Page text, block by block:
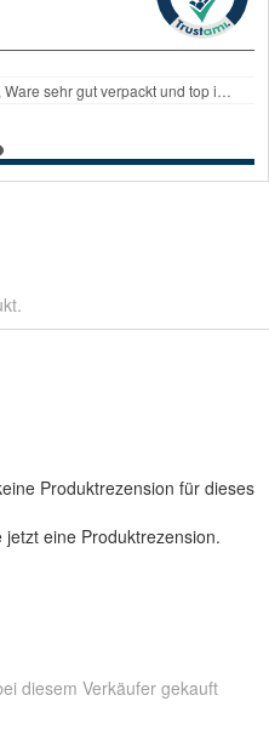
Produktrezension für dieses
jetzt eine Produktrezension.
diesem Verkäufer gekauft